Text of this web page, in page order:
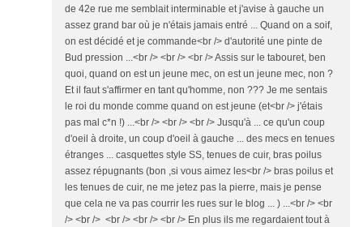
de 42e rue me semblait interminable et j'avise à gauche un
assez grand bar où je n'étais jamais entré ... Quand on a soif,
on est décidé et je commande<br /> d'autorité une pinte de
Bud pression ...<br /> <br /> <br /> Assis sur le tabouret, ben
quoi, quand on est un jeune mec, on est un jeune mec, non ?
Et il faut s'affirmer en tant qu'homme, non ??? Je me sentais
le roi du monde comme quand on est jeune (et<br /> j'étais
pas mal c*n !) ...<br /> <br /> <br /> Jusqu'à ... ce qu'un coup
d'oeil à droite, un coup d'oeil à gauche ... des mecs en tenues
étranges ... casquettes style SS, tenues de cuir, bras poilus
assez répugnants (bon ,si vous aimez les<br /> bras poilus et
les tenues de cuir, ne me jetez pas la pierre, mais je pense
que cela ne va pas courrir les rues sur le blog ... ) ...<br /> <br
/> <br /> <br /> <br /> <br /> En plus ils me regardaient tout à